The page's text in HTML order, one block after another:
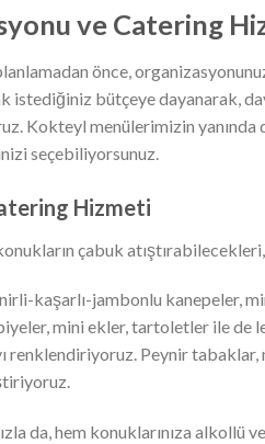
ve Catering
önce,
istediğiniz bütçeye dayanarak,
Kokteyl menülerimizin
seçebiliyorsunuz.
Hizmeti
çabuk
kaşarlı-jambonlu kanepeler,
mini ekler, tartoletler ile de
renklendiriyoruz. Peynir
da, hem konuklarınıza alkollü